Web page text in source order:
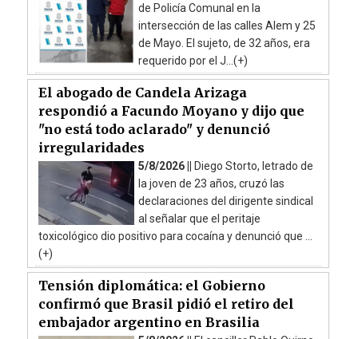
de Policía Comunal en la
intersección de las calles Alem y 25
de Mayo. El sujeto, de 32 años, era
requerido por el J...(+)
El abogado de Candela Arizaga
respondió a Facundo Moyano y dijo que
"no está todo aclarado" y denunció
irregularidades
5/8/2026 ||
Diego Storto, letrado de
la joven de 23 años, cruzó las
declaraciones del dirigente sindical
al señalar que el peritaje
toxicológico dio positivo para cocaína y denunció que ...
(+)
Tensión diplomática: el Gobierno
confirmó que Brasil pidió el retiro del
embajador argentino en Brasilia